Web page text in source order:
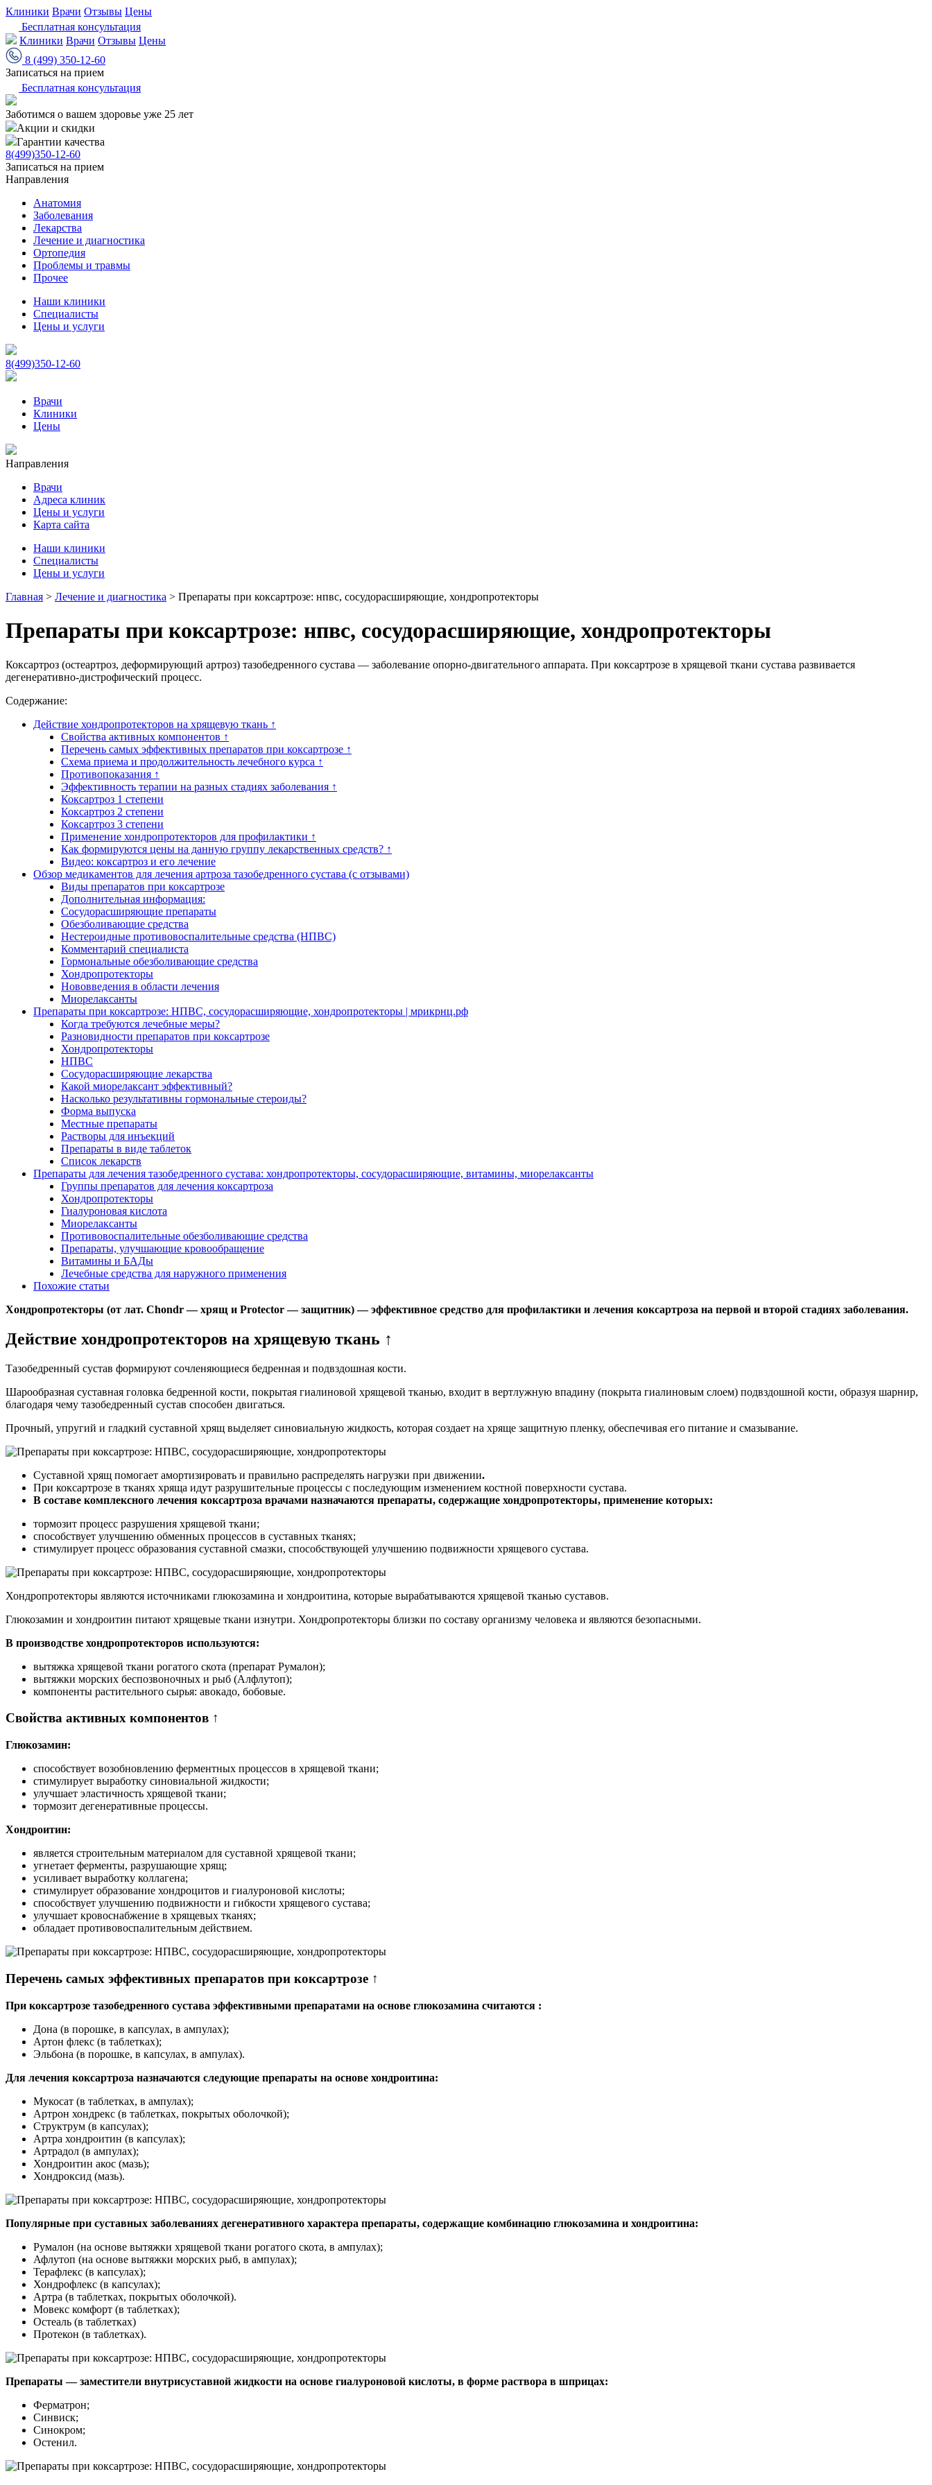
Клиники Врачи Отзывы Цены
Бесплатная консультация
Клиники Врачи Отзывы Цены
8 (499) 350-12-60
Записаться на прием
Бесплатная консультация
Заботимся о вашем здоровье уже 25 лет
Акции и скидки
Гарантии качества
8(499)350-12-60
Записаться на прием
Направления
Анатомия
Заболевания
Лекарства
Лечение и диагностика
Ортопедия
Проблемы и травмы
Прочее
Наши клиники
Специалисты
Цены и услуги
8(499)350-12-60
Врачи
Клиники
Цены
Направления
Врачи
Адреса клиник
Цены и услуги
Карта сайта
Наши клиники
Специалисты
Цены и услуги
Главная > Лечение и диагностика > Препараты при коксартрозе: нпвс, сосудорасширяющие, хондропротекторы
Препараты при коксартрозе: нпвс, сосудорасширяющие, хондропротекторы
Коксартроз (остеартроз, деформирующий артроз) тазобедренного сустава — заболевание опорно-двигательного аппарата. При коксартрозе в хрящевой ткани сустава развивается
дегенеративно-дистрофический процесс.
Содержание:
Действие хондропротекторов на хрящевую ткань ↑
Свойства активных компонентов ↑
Перечень самых эффективных препаратов при коксартрозе ↑
Схема приема и продолжительность лечебного курса ↑
Противопоказания ↑
Эффективность терапии на разных стадиях заболевания ↑
Коксартроз 1 степени
Коксартроз 2 степени
Коксартроз 3 степени
Применение хондропротекторов для профилактики ↑
Как формируются цены на данную группу лекарственных средств? ↑
Видео: коксартроз и его лечение
Обзор медикаментов для лечения артроза тазобедренного сустава (с отзывами)
Виды препаратов при коксартрозе
Дополнительная информация:
Сосудорасширяющие препараты
Обезболивающие средства
Нестероидные противовоспалительные средства (НПВС)
Комментарий специалиста
Гормональные обезболивающие средства
Хондропротекторы
Нововведения в области лечения
Миорелаксанты
Препараты при коксартрозе: НПВС, сосудорасширяющие, хондропротекторы | мрикрнц.рф
Когда требуются лечебные меры?
Разновидности препаратов при коксартрозе
Хондропротекторы
НПВС
Сосудорасширяющие лекарства
Какой миорелаксант эффективный?
Насколько результативны гормональные стероиды?
Форма выпуска
Местные препараты
Растворы для инъекций
Препараты в виде таблеток
Список лекарств
Препараты для лечения тазобедренного сустава: хондропротекторы, сосудорасширяющие, витамины, миорелаксанты
Группы препаратов для лечения коксартроза
Хондропротекторы
Гиалуроновая кислота
Миорелаксанты
Противовоспалительные обезболивающие средства
Препараты, улучшающие кровообращение
Витамины и БАДы
Лечебные средства для наружного применения
Похожие статьи
Хондропротекторы (от лат. Chondr — хрящ и Protector — защитник) — эффективное средство для профилактики и лечения коксартроза на первой и второй стадиях заболевания.
Действие хондропротекторов на хрящевую ткань ↑
Тазобедренный сустав формируют сочленяющиеся бедренная и подвздошная кости.
Шарообразная суставная головка бедренной кости, покрытая гиалиновой хрящевой тканью, входит в вертлужную впадину (покрыта гиалиновым слоем) подвздошной кости, образуя шарнир,
благодаря чему тазобедренный сустав способен двигаться.
Прочный, упругий и гладкий суставной хрящ выделяет синовиальную жидкость, которая создает на хряще защитную пленку, обеспечивая его питание и смазывание.
Суставной хрящ помогает амортизировать и правильно распределять нагрузки при движении.
При коксартрозе в тканях хряща идут разрушительные процессы с последующим изменением костной поверхности сустава.
В составе комплексного лечения коксартроза врачами назначаются препараты, содержащие хондропротекторы, применение которых:
тормозит процесс разрушения хрящевой ткани;
способствует улучшению обменных процессов в суставных тканях;
стимулирует процесс образования суставной смазки, способствующей улучшению подвижности хрящевого сустава.
Хондропротекторы являются источниками глюкозамина и хондроитина, которые вырабатываются хрящевой тканью суставов.
Глюкозамин и хондроитин питают хрящевые ткани изнутри. Хондропротекторы близки по составу организму человека и являются безопасными.
В производстве хондропротекторов используются:
вытяжка хрящевой ткани рогатого скота (препарат Румалон);
вытяжки морских беспозвоночных и рыб (Алфлутоп);
компоненты растительного сырья: авокадо, бобовые.
Свойства активных компонентов ↑
Глюкозамин:
способствует возобновлению ферментных процессов в хрящевой ткани;
стимулирует выработку синовиальной жидкости;
улучшает эластичность хрящевой ткани;
тормозит дегенеративные процессы.
Хондроитин:
является строительным материалом для суставной хрящевой ткани;
угнетает ферменты, разрушающие хрящ;
усиливает выработку коллагена;
стимулирует образование хондроцитов и гиалуроновой кислоты;
способствует улучшению подвижности и гибкости хрящевого сустава;
улучшает кровоснабжение в хрящевых тканях;
обладает противовоспалительным действием.
Перечень самых эффективных препаратов при коксартрозе ↑
При коксартрозе тазобедренного сустава эффективными препаратами на основе глюкозамина считаются :
Дона (в порошке, в капсулах, в ампулах);
Артон флекс (в таблетках);
Эльбона (в порошке, в капсулах, в ампулах).
Для лечения коксартроза назначаются следующие препараты на основе хондроитина:
Мукосат (в таблетках, в ампулах);
Артрон хондрекс (в таблетках, покрытых оболочкой);
Структрум (в капсулах);
Артра хондроитин (в капсулах);
Артрадол (в ампулах);
Хондроитин акос (мазь);
Хондроксид (мазь).
Популярные при суставных заболеваниях дегенеративного характера препараты, содержащие комбинацию глюкозамина и хондроитина:
Румалон (на основе вытяжки хрящевой ткани рогатого скота, в ампулах);
Афлутоп (на основе вытяжки морских рыб, в ампулах);
Терафлекс (в капсулах);
Хондрофлекс (в капсулах);
Артра (в таблетках, покрытых оболочкой).
Мовекс комфорт (в таблетках);
Остеаль (в таблетках)
Протекон (в таблетках).
Препараты — заместители внутрисуставной жидкости на основе гиалуроновой кислоты, в форме раствора в шприцах:
Ферматрон;
Синвиск;
Синокром;
Остенил.